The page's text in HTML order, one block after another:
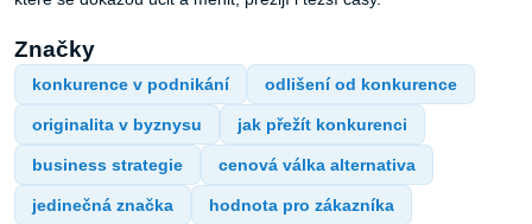
Značky
konkurence v podnikání odlišení od konkurence
originalita v byznysu jak přežít konkurenci
business strategie cenová válka alternativa
jedinečná značka hodnota pro zákazníka